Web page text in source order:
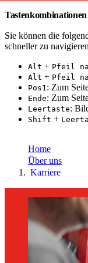
Tastenkombinationen
Sie können die
schneller zu
Alt + Pfeil
Alt + Pfeil
Pos1: Zum
Ende: Zum
Leertaste:
Shift +
Home
Über uns
Karriere
Über